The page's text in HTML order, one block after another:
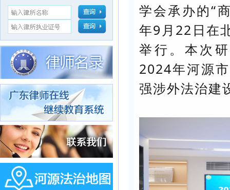
学会承办的“
年9月22日在
举行。本次
2024年河源
强涉外法治建